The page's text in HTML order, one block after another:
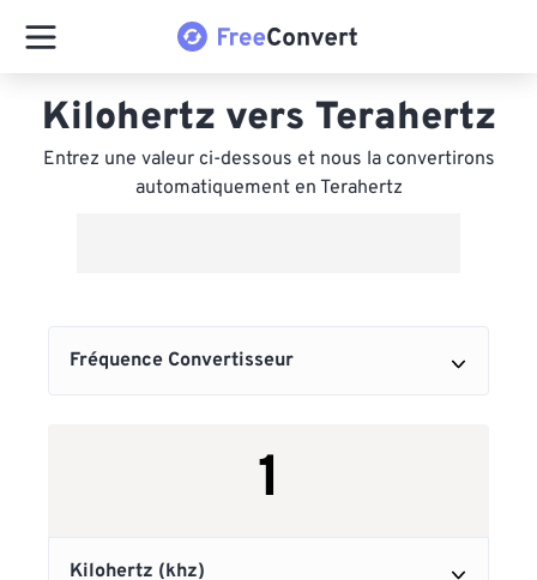
Kilohertz vers Terahertz
Entrez une valeur ci-dessous et nous la convertirons
automatiquement en Terahertz